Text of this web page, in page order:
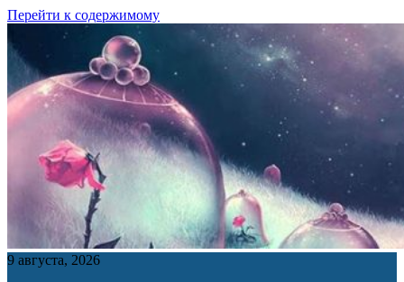
Перейти к содержимому
9 августа, 2026